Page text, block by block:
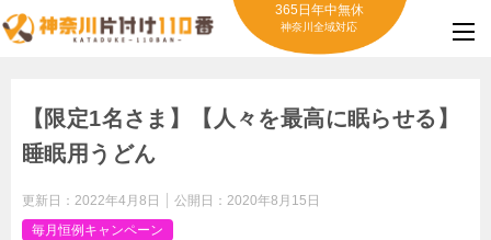
365日年中無休
神奈川全域対応
【限定1名さま】【人々を最高に眠らせる】
睡眠用うどん
更新日： 2022年4月8日 公開日： 2020年8月15日
毎月恒例キャンペーン